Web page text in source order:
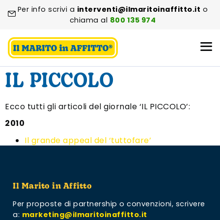
Per info scrivi a interventi@ilmaritoinaffitto.it o
chiama al 800 135 974
IL PICCOLO
Ecco tutti gli articoli del giornale ‘IL PICCOLO’:
2010
Il grande appeal del ‘tuttofare’
Il Marito in Affitto
Per proposte di partnership o convenzioni, scrivere
a: marketing@ilmaritoinaffitto.it